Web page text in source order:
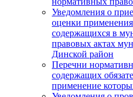
Уведомления о
оценки
содержащихся в
правовых актах
Динской район
Перечни
содержащих
применение